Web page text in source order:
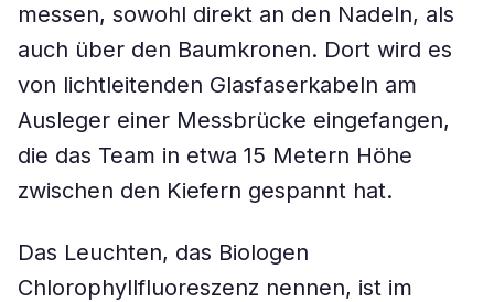
messen, sowohl direkt an den Nadeln, als
auch über den Baumkronen. Dort wird es
von lichtleitenden Glasfaserkabeln am
Ausleger einer Messbrücke eingefangen,
die das Team in etwa 15 Metern Höhe
zwischen den Kiefern gespannt hat.
Das Leuchten, das Biologen
Chlorophyllfluoreszenz nennen, ist im